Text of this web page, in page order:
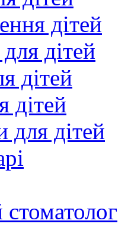
дітей
дітей
дітей
дітей
дітей